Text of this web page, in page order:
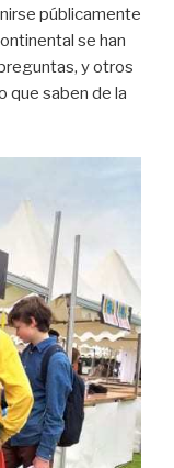
públicamente
se han
y otros
que saben de la